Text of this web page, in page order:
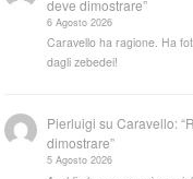
deve dimostrare”
6 Agosto 2026
Caravello ha ragione. Ha
dagli zebedei!
Pierluigi suCaravello:
dimostrare”
5 Agosto 2026